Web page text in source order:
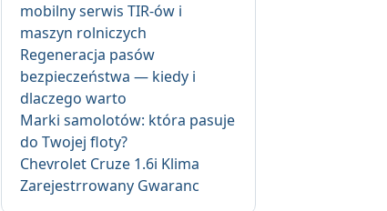
mobilny serwis TIR-ów i
maszyn rolniczych
Regeneracja pasów
bezpieczeństwa — kiedy i
dlaczego warto
Marki samolotów: która pasuje
do Twojej floty?
Chevrolet Cruze 1.6i Klima
Zarejestrrowany Gwaranc